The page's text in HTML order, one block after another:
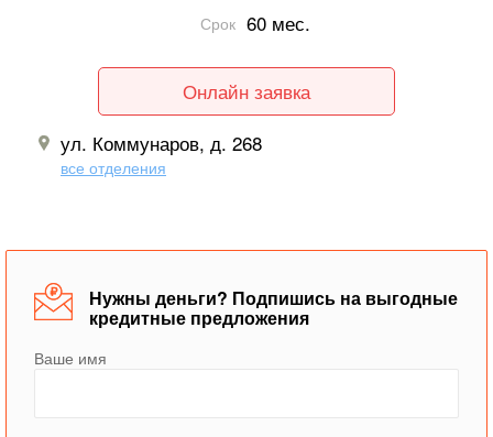
Срок 60 мес.
Онлайн заявка
ул. Коммунаров, д. 268
все отделения
Нужны деньги? Подпишись на выгодные
кредитные предложения
Ваше имя